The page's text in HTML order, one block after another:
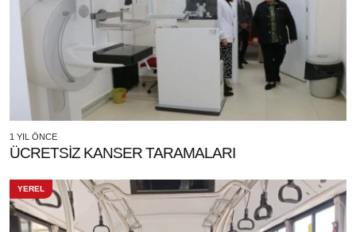
1 YIL ÖNCE
ÜCRETSİZ KANSER TARAMALARI
YEREL